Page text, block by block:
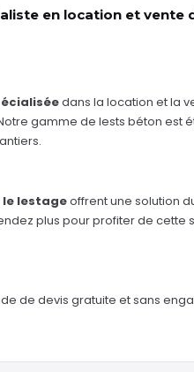
en location et vente
dans la location et la
gamme de lests béton est
le lestageoffrent une solution
plus pour profiter de
de devis gratuite et sans